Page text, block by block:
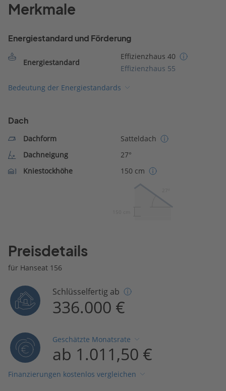
Merkmale
Energiestandard und Förderung
Energiestandard
Effizienzhaus 40
Effizienzhaus 55
Bedeutung der Energiestandards
Dach
Dachform
Satteldach
Dachneigung
27°
Kniestockhöhe
150 cm
Preisdetails
für Hanseat 156
Schlüsselfertig ab
336.000 €
Geschätzte Monatsrate
ab 1.011,50 €
Finanzierungen kostenlos vergleichen